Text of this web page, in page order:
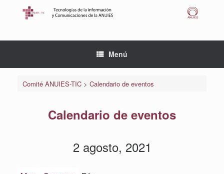
Menú
Comité ANUIES-TIC> Calendario de eventos
Calendario de eventos
2 agosto, 2021